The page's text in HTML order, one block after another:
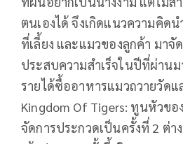
ตนเองได้ จึงเกิดแนวความคิด
ที่เลี้ยง และแมวของลูกค้า มาจั
ประสบความสำเร็จในปีที่ผ่านม
รายได้ซื้ออาหารแมวถวายวัดแ
Kingdom Of Tigers: ทูนหัวขอ
จัดการประกวดเป็นครั้งที่ 2 ต่า